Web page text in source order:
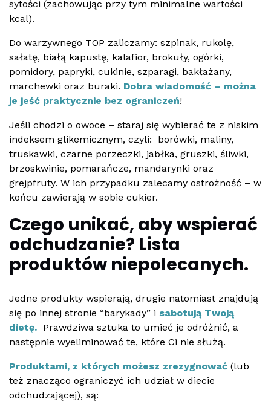
sytości (zachowując przy tym minimalne wartości
kcal).
Do warzywnego TOP zaliczamy: szpinak, rukolę,
sałatę, białą kapustę, kalafior, brokuły, ogórki,
pomidory, papryki, cukinie, szparagi, bakłażany,
marchewki oraz buraki. Dobra wiadomość – można
je jeść praktycznie bez ograniczeń!
Jeśli chodzi o owoce – staraj się wybierać te z niskim
indeksem glikemicznym, czyli: borówki, maliny,
truskawki, czarne porzeczki, jabłka, gruszki, śliwki,
brzoskwinie, pomarańcze, mandarynki oraz
grejpfruty. W ich przypadku zalecamy ostrożność – w
końcu zawierają w sobie cukier.
Czego unikać, aby wspierać
odchudzanie? Lista
produktów niepolecanych.
Jedne produkty wspierają, drugie natomiast znajdują
się po innej stronie “barykady” i sabotują Twoją
dietę. Prawdziwa sztuka to umieć je odróżnić, a
następnie wyeliminować te, które Ci nie służą.
Produktami, z których możesz zrezygnować (lub
też znacząco ograniczyć ich udział w diecie
odchudzającej), są: